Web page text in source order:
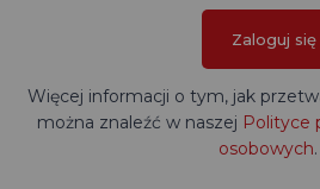
Zaloguj się
Więcej informacji o tym, jak
można znaleźć w naszej Polityce
osobowych.